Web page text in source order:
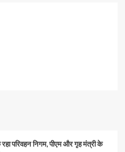
परिवहन निगम, पीएम और गृह मंत्री के